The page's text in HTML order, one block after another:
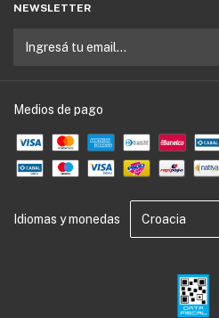
NEWSLETTER
Medios de pago
Idiomas y monedas